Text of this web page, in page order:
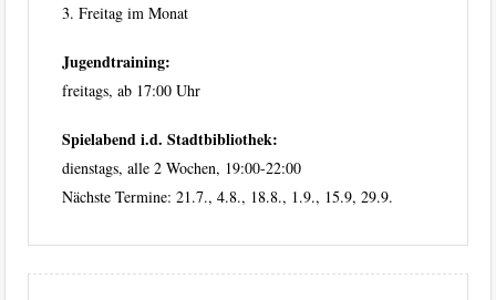
3. Freitag im Monat
Jugendtraining:
freitags, ab 17:00 Uhr
Spielabend i.d. Stadtbibliothek:
dienstags, alle 2 Wochen, 19:00-22:00
Nächste Termine: 21.7., 4.8., 18.8., 1.9., 15.9, 29.9.